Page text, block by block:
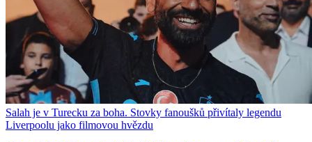
Salah je v Turecku za boha. Stovky fanoušků přivítaly legendu
Liverpoolu jako filmovou hvězdu